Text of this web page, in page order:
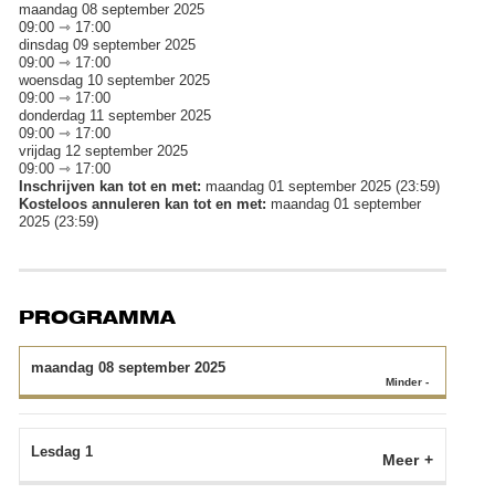
maandag 08 september 2025
09:00 ⇾ 17:00
dinsdag 09 september 2025
09:00 ⇾ 17:00
woensdag 10 september 2025
09:00 ⇾ 17:00
donderdag 11 september 2025
09:00 ⇾ 17:00
vrijdag 12 september 2025
09:00 ⇾ 17:00
Inschrijven kan tot en met: maandag 01 september 2025 (23:59)
Kosteloos annuleren kan tot en met: maandag 01 september
2025 (23:59)
PROGRAMMA
maandag 08 september 2025
Lesdag 1 Meer